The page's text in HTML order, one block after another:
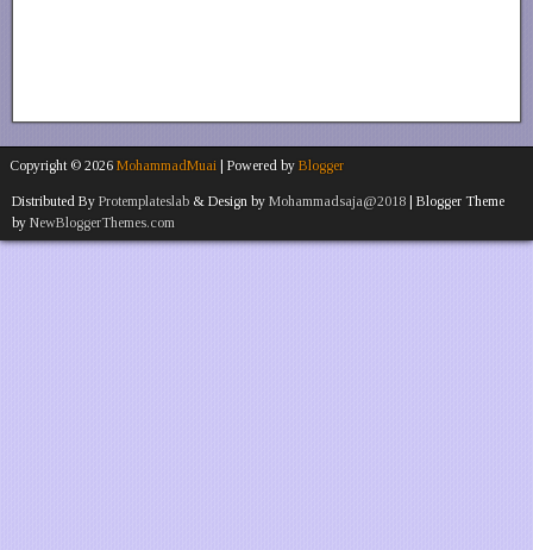
Copyright © 2026 MohammadMuai | Powered by Blogger
Distributed By Protemplateslab & Design by Mohammadsaja@2018 | Blogger Theme
by NewBloggerThemes.com